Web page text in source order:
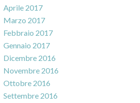
Aprile 2017
Marzo 2017
Febbraio 2017
Gennaio 2017
Dicembre 2016
Novembre 2016
Ottobre 2016
Settembre 2016